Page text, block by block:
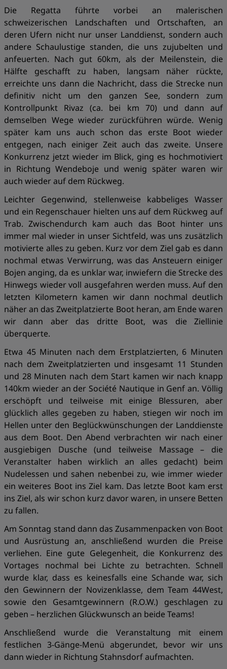
Die Regatta führte vorbei an malerischen
schweizerischen Landschaften und Ortschaften, an
deren Ufern nicht nur unser Landdienst, sondern auch
andere Schaulustige standen, die uns zujubelten und
anfeuerten. Nach gut 60km, als der Meilenstein, die
Hälfte geschafft zu haben, langsam näher rückte,
erreichte uns dann die Nachricht, dass die Strecke nun
definitiv nicht um den ganzen See, sondern zum
Kontrollpunkt Rivaz (ca. bei km 70) und dann auf
demselben Wege wieder zurückführen würde. Wenig
später kam uns auch schon das erste Boot wieder
entgegen, nach einiger Zeit auch das zweite. Unsere
Konkurrenz jetzt wieder im Blick, ging es hochmotiviert
in Richtung Wendeboje und wenig später waren wir
auch wieder auf dem Rückweg.
Leichter Gegenwind, stellenweise kabbeliges Wasser
und ein Regenschauer hielten uns auf dem Rückweg auf
Trab. Zwischendurch kam auch das Boot hinter uns
immer mal wieder in unser Sichtfeld, was uns zusätzlich
motivierte alles zu geben. Kurz vor dem Ziel gab es dann
nochmal etwas Verwirrung, was das Ansteuern einiger
Bojen anging, da es unklar war, inwiefern die Strecke des
Hinwegs wieder voll ausgefahren werden muss. Auf den
letzten Kilometern kamen wir dann nochmal deutlich
näher an das Zweitplatzierte Boot heran, am Ende waren
wir dann aber das dritte Boot, was die Ziellinie
überquerte.
Etwa 45 Minuten nach dem Erstplatzierten, 6 Minuten
nach dem Zweitplatzierten und insgesamt 11 Stunden
und 28 Minuten nach dem Start kamen wir nach knapp
140km wieder an der Société Nautique in Genf an. Völlig
erschöpft und teilweise mit einige Blessuren, aber
glücklich alles gegeben zu haben, stiegen wir noch im
Hellen unter den Beglückwünschungen der Landdienste
aus dem Boot. Den Abend verbrachten wir nach einer
ausgiebigen Dusche (und teilweise Massage – die
Veranstalter haben wirklich an alles gedacht) beim
Nudelessen und sahen nebenbei zu, wie immer wieder
ein weiteres Boot ins Ziel kam. Das letzte Boot kam erst
ins Ziel, als wir schon kurz davor waren, in unsere Betten
zu fallen.
Am Sonntag stand dann das Zusammenpacken von Boot
und Ausrüstung an, anschließend wurden die Preise
verliehen. Eine gute Gelegenheit, die Konkurrenz des
Vortages nochmal bei Lichte zu betrachten. Schnell
wurde klar, dass es keinesfalls eine Schande war, sich
den Gewinnern der Novizenklasse, dem Team 44West,
sowie den Gesamtgewinnern (R.O.W.) geschlagen zu
geben – herzlichen Glückwunsch an beide Teams!
Anschließend wurde die Veranstaltung mit einem
festlichen 3-Gänge-Menü abgerundet, bevor wir uns
dann wieder in Richtung Stahnsdorf aufmachten.